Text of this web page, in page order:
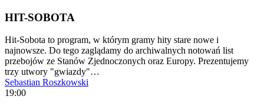
HIT-SOBOTA
Hit-Sobota to program, w którym gramy hity stare nowe i
najnowsze. Do tego zaglądamy do archiwalnych notowań list
przebojów ze Stanów Zjednoczonych oraz Europy. Prezentujemy
trzy utwory "gwiazdy"…
Sebastian Roszkowski
19:00